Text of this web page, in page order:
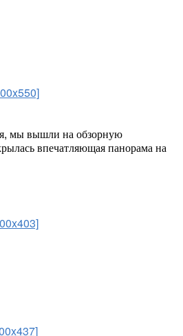
мы вышли на обзорную
впечатляющая панорама на